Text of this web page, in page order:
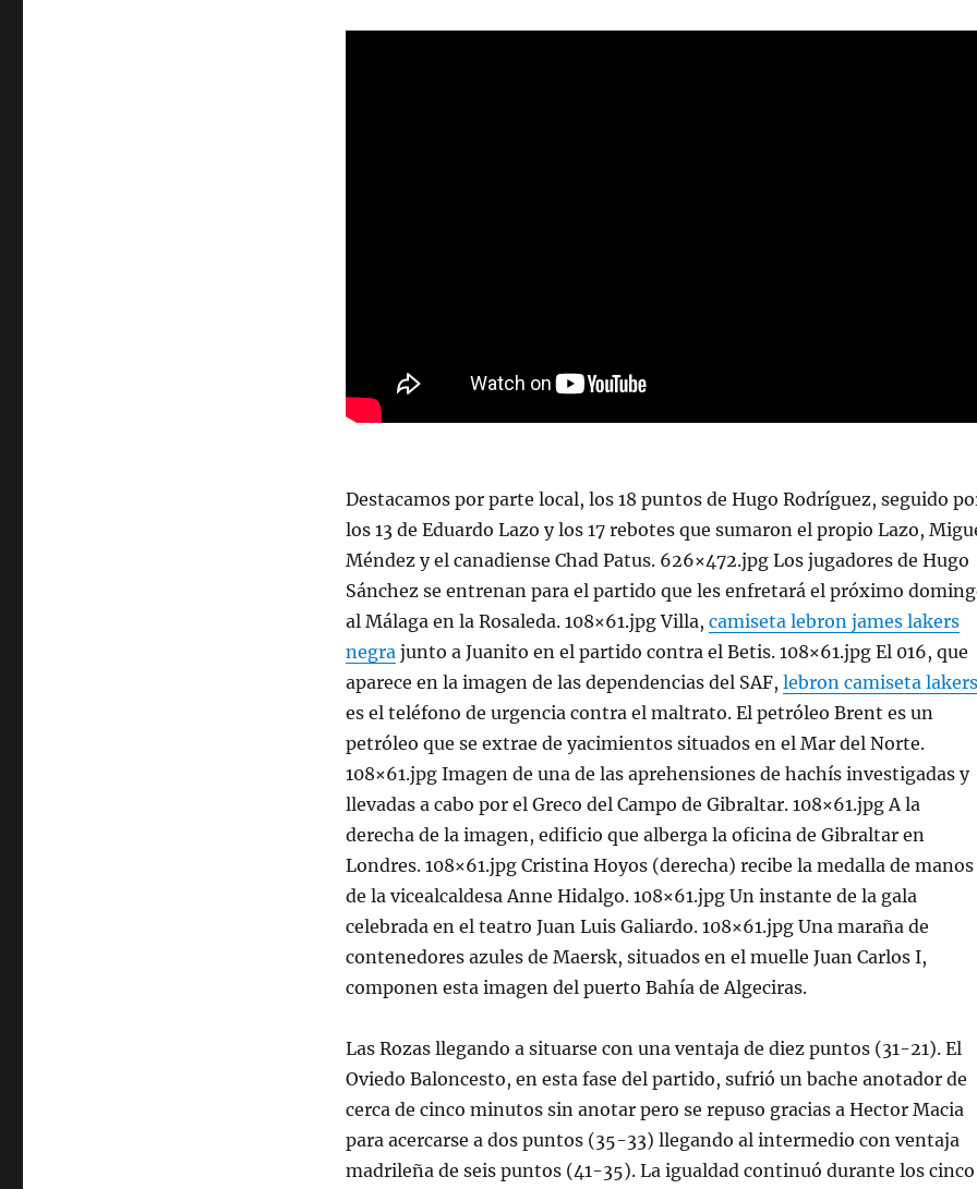
Destacamos por parte local, los 18 puntos de Hugo Rodríguez, seguido
los 13 de Eduardo Lazo y los 17 rebotes que sumaron el propio Lazo,
Méndez y el canadiense Chad Patus. 626×472.jpg Los jugadores de Hugo
Sánchez se entrenan para el partido que les enfretará el próximo
al Málaga en la Rosaleda. 108×61.jpg Villa, camiseta lebron james lakers
negrajunto a Juanito en el partido contra el Betis. 108×61.jpg El 016, que
aparece en la imagen de las dependencias del SAF, lebron camiseta lakers
es el teléfono de urgencia contra el maltrato. El petróleo Brent es un
petróleo que se extrae de yacimientos situados en el Mar del Norte.
108×61.jpg Imagen de una de las aprehensiones de hachís investigadas y
llevadas a cabo por el Greco del Campo de Gibraltar. 108×61.jpg A la
derecha de la imagen, edificio que alberga la oficina de Gibraltar en
Londres. 108×61.jpg Cristina Hoyos (derecha) recibe la medalla de manos
de la vicealcaldesa Anne Hidalgo. 108×61.jpg Un instante de la gala
celebrada en el teatro Juan Luis Galiardo. 108×61.jpg Una maraña de
contenedores azules de Maersk, situados en el muelle Juan Carlos I,
componen esta imagen del puerto Bahía de Algeciras.
Las Rozas llegando a situarse con una ventaja de diez puntos (31-21). El
Oviedo Baloncesto, en esta fase del partido, sufrió un bache anotador de
cerca de cinco minutos sin anotar pero se repuso gracias a Hector Macia
para acercarse a dos puntos (35-33) llegando al intermedio con ventaja
madrileña de seis puntos (41-35). La igualdad continuó durante los cinco